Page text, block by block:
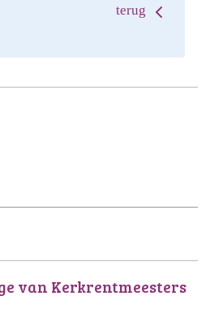
terug
van Kerkrentmeesters